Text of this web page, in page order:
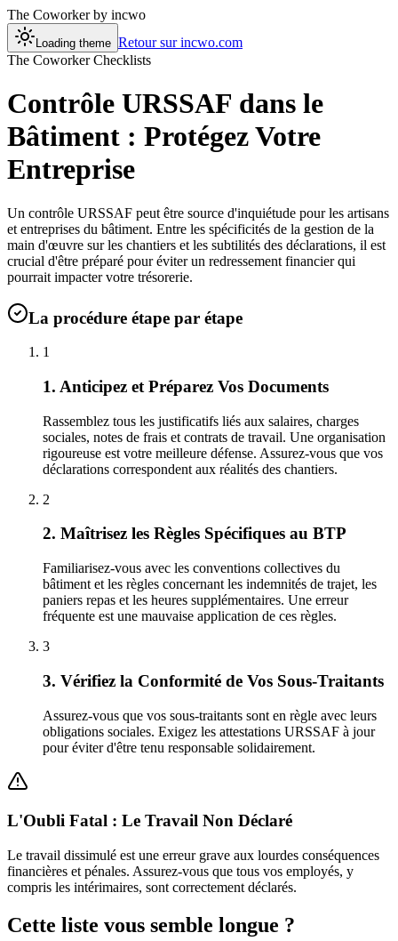
The Coworkerby incwo
Loading theme Retour sur incwo.com
The Coworker Checklists
Contrôle URSSAF dans le
Bâtiment : Protégez Votre
Entreprise
Un contrôle URSSAF peut être source d'inquiétude pour les artisans
et entreprises du bâtiment. Entre les spécificités de la gestion de la
main d'œuvre sur les chantiers et les subtilités des déclarations, il est
crucial d'être préparé pour éviter un redressement financier qui
pourrait impacter votre trésorerie.
La procédure étape par étape
1
1. Anticipez et Préparez Vos Documents
Rassemblez tous les justificatifs liés aux salaires, charges
sociales, notes de frais et contrats de travail. Une organisation
rigoureuse est votre meilleure défense. Assurez-vous que vos
déclarations correspondent aux réalités des chantiers.
2
2. Maîtrisez les Règles Spécifiques au BTP
Familiarisez-vous avec les conventions collectives du
bâtiment et les règles concernant les indemnités de trajet, les
paniers repas et les heures supplémentaires. Une erreur
fréquente est une mauvaise application de ces règles.
3
3. Vérifiez la Conformité de Vos Sous-Traitants
Assurez-vous que vos sous-traitants sont en règle avec leurs
obligations sociales. Exigez les attestations URSSAF à jour
pour éviter d'être tenu responsable solidairement.
L'Oubli Fatal : Le Travail Non Déclaré
Le travail dissimulé est une erreur grave aux lourdes conséquences
financières et pénales. Assurez-vous que tous vos employés, y
compris les intérimaires, sont correctement déclarés.
Cette liste vous semble longue ?